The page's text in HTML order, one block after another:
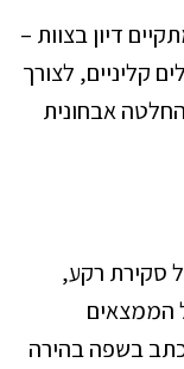
דיון בצוות –
קליניים, לצורך
אבחונית
סקירת רקע,
הממצאים
בשפה בהירה